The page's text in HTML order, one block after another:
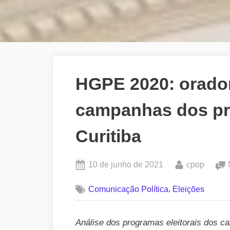
HGPE 2020:
campanhas dos
Curitiba
Posted
10 de junho de 2021 By
cpop
Comunicação Política, Eleições
Análise dos programas eleitorais dos